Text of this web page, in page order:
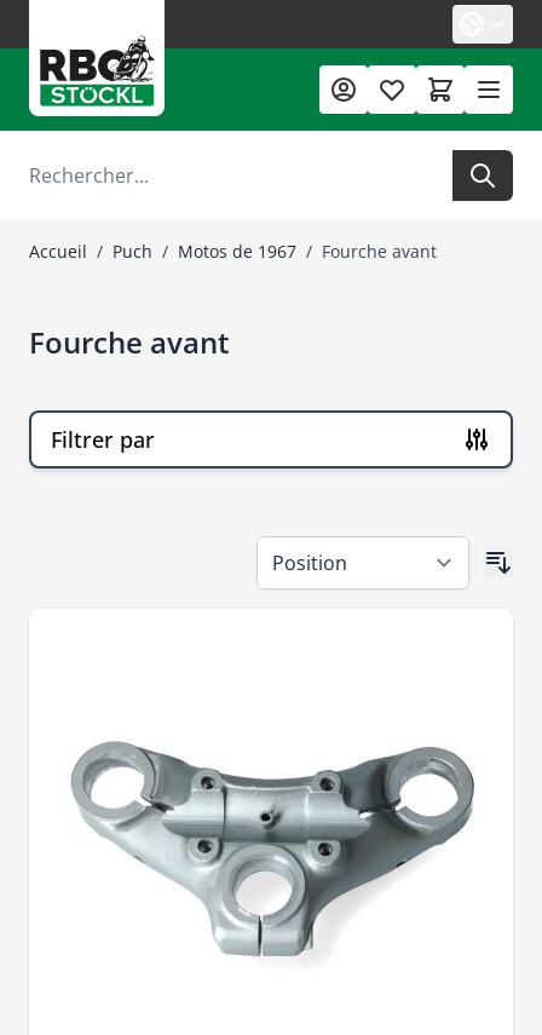
Rechercher
Accueil / Puch / Motos de 1967 / Fourche avant
Fourche avant
Filtrer par